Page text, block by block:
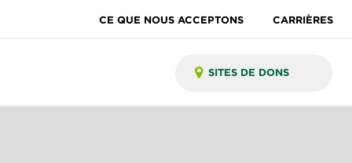
CE QUE NOUS ACCEPTONS CARRIÈRES